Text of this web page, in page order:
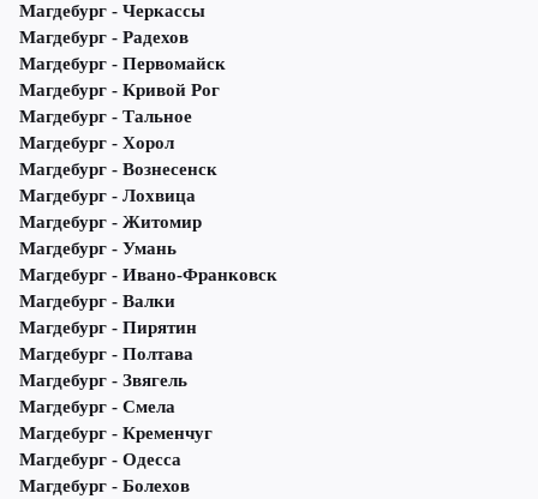
Магдебург - Черкассы
Магдебург - Радехов
Магдебург - Первомайск
Магдебург - Кривой Рог
Магдебург - Тальное
Магдебург - Хорол
Магдебург - Вознесенск
Магдебург - Лохвица
Магдебург - Житомир
Магдебург - Умань
Магдебург - Ивано-Франковск
Магдебург - Валки
Магдебург - Пирятин
Магдебург - Полтава
Магдебург - Звягель
Магдебург - Смела
Магдебург - Кременчуг
Магдебург - Одесса
Магдебург - Болехов